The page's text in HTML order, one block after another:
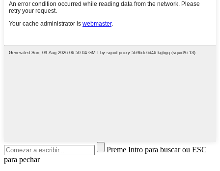
Preme Intro para buscar ou ESC
para pechar